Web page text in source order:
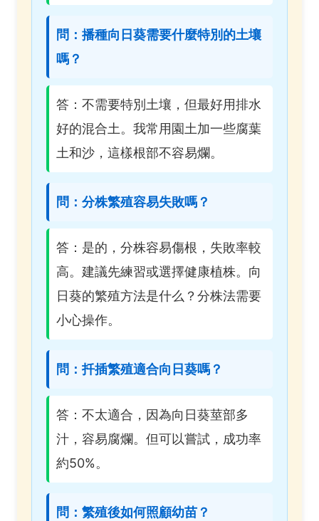
問：播種向日葵需要什麼特別的土壤
嗎？
答：不需要特別土壤，但最好用排水
好的混合土。我常用園土加一些腐葉
土和沙，這樣根部不容易爛。
問：分株繁殖容易失敗嗎？
答：是的，分株容易傷根，失敗率較
高。建議先練習或選擇健康植株。向
日葵的繁殖方法是什么？分株法需要
小心操作。
問：扦插繁殖適合向日葵嗎？
答：不太適合，因為向日葵莖部多
汁，容易腐爛。但可以嘗試，成功率
約50%。
問：繁殖後如何照顧幼苗？